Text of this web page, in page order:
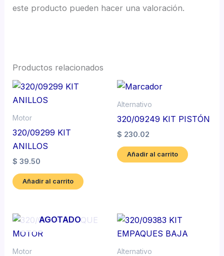
este producto pueden hacer una valoración.
Productos relacionados
Motor
320/09299 KIT
ANILLOS
$ 39.50
Añadir al carrito
Alternativo
320/09249 KIT PISTÓN
$ 230.02
Añadir al carrito
AGOTADO
Motor Alternativo